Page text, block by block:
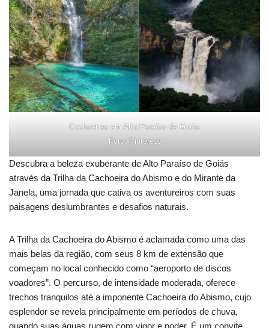
Cachoeiras em Alto Paraíso de Goiás
Foto: Pinterest
Descubra a beleza exuberante de Alto Paraíso de Goiás
através da Trilha da Cachoeira do Abismo e do Mirante da
Janela, uma jornada que cativa os aventureiros com suas
paisagens deslumbrantes e desafios naturais.
A Trilha da Cachoeira do Abismo é aclamada como uma das
mais belas da região, com seus 8 km de extensão que
começam no local conhecido como “aeroporto de discos
voadores”. O percurso, de intensidade moderada, oferece
trechos tranquilos até a imponente Cachoeira do Abismo, cujo
esplendor se revela principalmente em períodos de chuva,
quando suas águas rugem com vigor e poder. É um convite